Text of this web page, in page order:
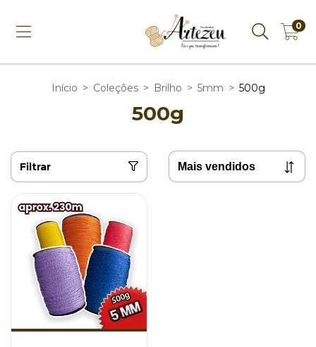
0
Início > Coleções > Brilho > 5mm > 500g
500g
Filtrar